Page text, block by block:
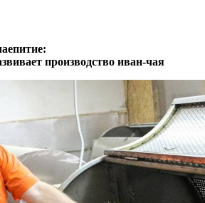
производство иван-чая